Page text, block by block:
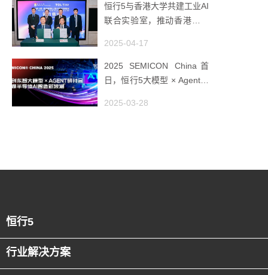
恒行5与香港大学共建工业AI
联合实验室，推动香港成为
2025-04-17
2025 SEMICON China首
日，恒行5大模型 × Agent研
潮
2025-03-28
恒行5
行业解决方案